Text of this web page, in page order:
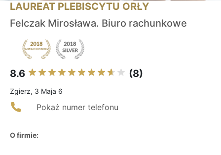
LAUREAT PLEBISCYTU ORŁY
Felczak Mirosława. Biuro rachunkowe
8.6 (8)
Zgierz, 3 Maja 6
Pokaż numer telefonu
O firmie: